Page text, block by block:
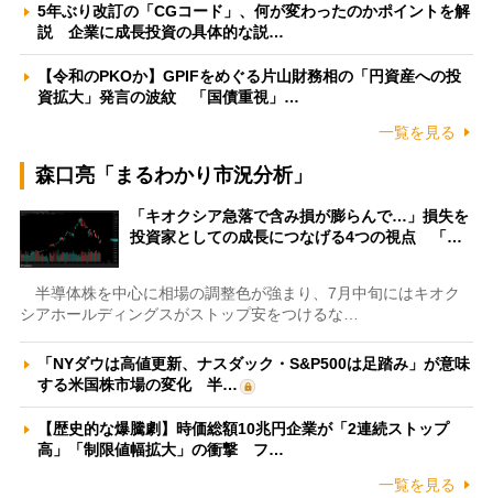
5年ぶり改訂の「CGコード」、何が変わったのかポイントを解
説 企業に成長投資の具体的な説…
【令和のPKOか】GPIFをめぐる片山財務相の「円資産への投
資拡大」発言の波紋 「国債重視」…
一覧を見る
森口亮「まるわかり市況分析」
「キオクシア急落で含み損が膨らんで…」損失を
投資家としての成長につなげる4つの視点 「…
半導体株を中心に相場の調整色が強まり、7月中旬にはキオク
シアホールディングスがストップ安をつけるな…
「NYダウは高値更新、ナスダック・S&P500は足踏み」が意味
する米国株市場の変化 半…
【歴史的な爆騰劇】時価総額10兆円企業が「2連続ストップ
高」「制限値幅拡大」の衝撃 フ…
一覧を見る